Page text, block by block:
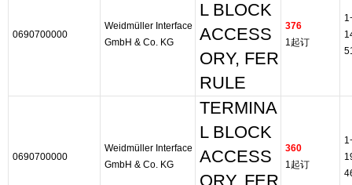
0690700000
Weidmüller Interface
GmbH & Co. KG
L BLOCK
ACCESS
ORY, FER
RULE
376
1起订
0690700000
Weidmüller Interface
GmbH & Co. KG
TERMINA
L BLOCK
ACCESS
ORY, FER
360
1起订